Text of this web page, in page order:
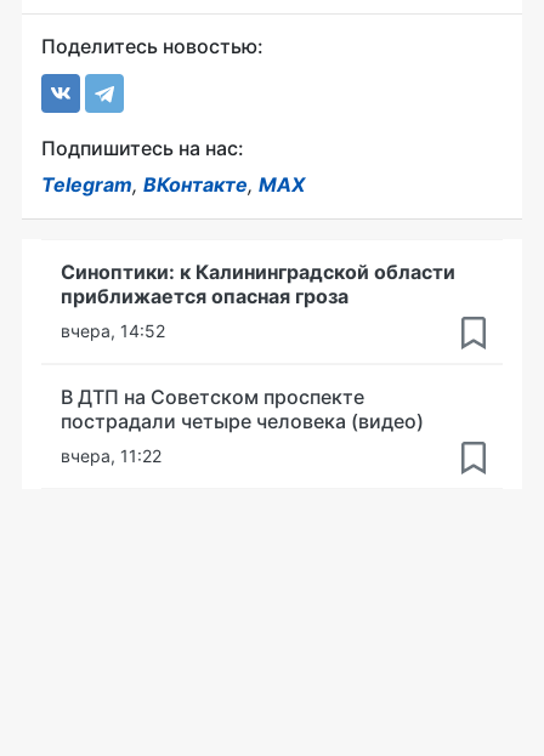
Поделитесь новостью:
Подпишитесь на нас:
Telegram, ВКонтакте, MAX
Синоптики: к Калининградской области
приближается опасная гроза
вчера, 14:52
В ДТП на Советском проспекте
пострадали четыре человека (видео)
вчера, 11:22